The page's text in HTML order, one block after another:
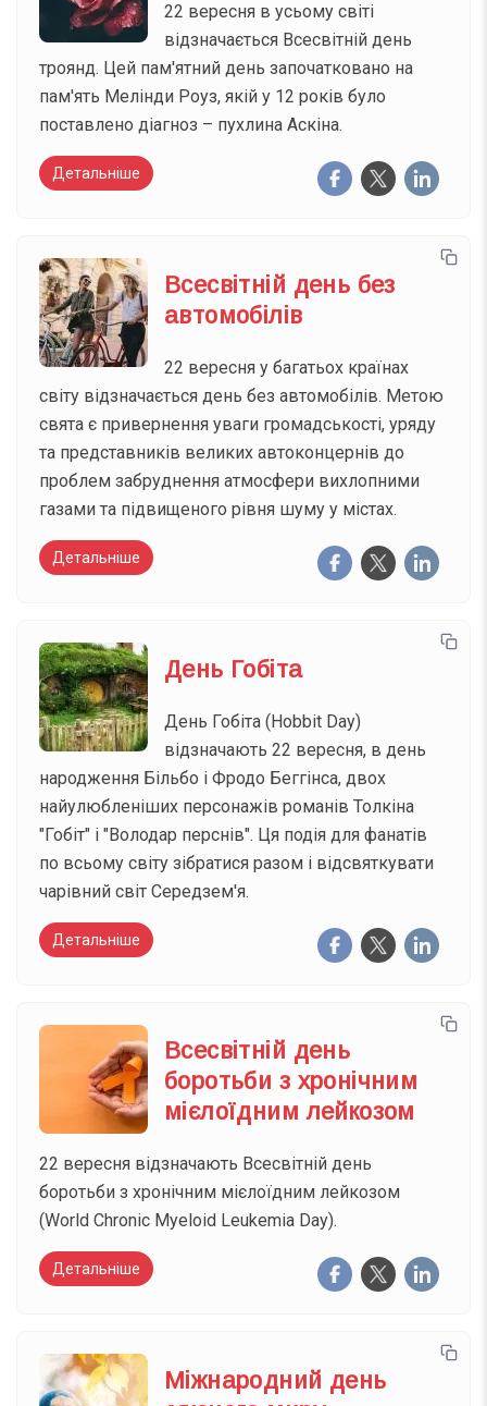
22 вересня в усьому світі
відзначається Всесвітній день
троянд. Цей пам'ятний день започатковано на
пам'ять Мелінди Роуз, якій у 12 років було
поставлено діагноз – пухлина Аскіна.
Детальніше
Всесвітній день без
автомобілів
22 вересня у багатьох країнах
світу відзначається день без автомобілів. Метою
свята є привернення уваги громадськості, уряду
та представників великих автоконцернів до
проблем забруднення атмосфери вихлопними
газами та підвищеного рівня шуму у містах.
Детальніше
День Гобіта
День Гобіта (Hobbit Day)
відзначають 22 вересня, в день
народження Більбо і Фродо Беггінса, двох
найулюбленіших персонажів романів Толкіна
"Гобіт" і "Володар перснів". Ця подія для фанатів
по всьому світу зібратися разом і відсвяткувати
чарівний світ Середзем'я.
Детальніше
Всесвітній день
боротьби з хронічним
мієлоїдним лейкозом
22 вересня відзначають Всесвітній день
боротьби з хронічним мієлоїдним лейкозом
(World Chronic Myeloid Leukemia Day).
Детальніше
Міжнародний день